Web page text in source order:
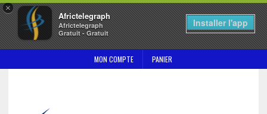
×
Africtelegraph
Africtelegraph
Gratuit - Gratuit
Installer l'app
MON COMPTE PANIER